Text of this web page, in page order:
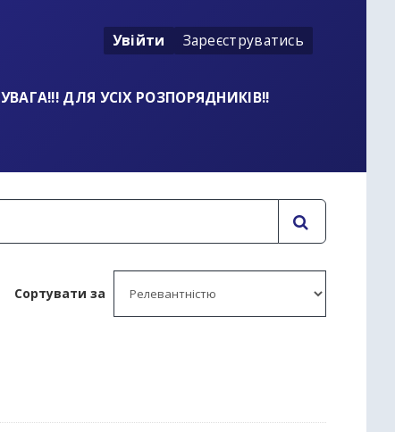
Увійти Зареєструватись
УВАГА!!! ДЛЯ УСІХ РОЗПОРЯДНИКІВ!!
Сортувати за